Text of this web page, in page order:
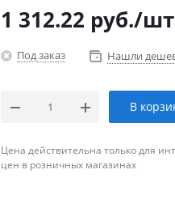
1 312.22 руб./шт
Под заказ Нашли
В
Цена действительна только для
цен в розничных магазинах